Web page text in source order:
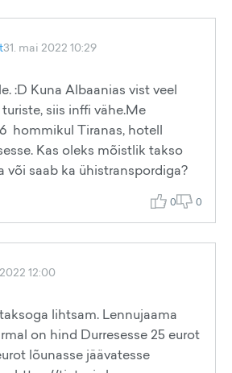
31. mai 2022 10:29
:D Kuna Albaanias vist veel
siis inffi vähe.Me
hommikul Tiranas, hotell
Kas oleks mõistlik takso
või saab ka ühistranspordiga?
0 0
12:00
lihtsam. Lennujaama
on hind Durresesse 25 eurot
lõunasse jäävatesse